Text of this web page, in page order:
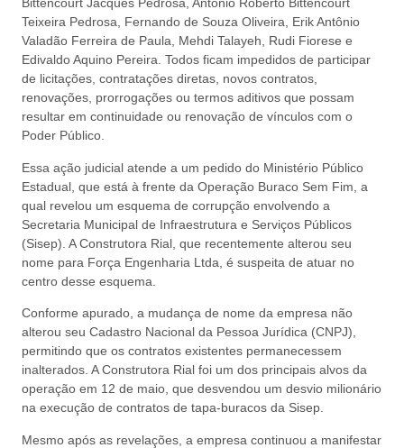
Bittencourt Jacques Pedrosa, Antônio Roberto Bittencourt
Teixeira Pedrosa, Fernando de Souza Oliveira, Erik Antônio
Valadão Ferreira de Paula, Mehdi Talayeh, Rudi Fiorese e
Edivaldo Aquino Pereira. Todos ficam impedidos de participar
de licitações, contratações diretas, novos contratos,
renovações, prorrogações ou termos aditivos que possam
resultar em continuidade ou renovação de vínculos com o
Poder Público.
Essa ação judicial atende a um pedido do Ministério Público
Estadual, que está à frente da Operação Buraco Sem Fim, a
qual revelou um esquema de corrupção envolvendo a
Secretaria Municipal de Infraestrutura e Serviços Públicos
(Sisep). A Construtora Rial, que recentemente alterou seu
nome para Força Engenharia Ltda, é suspeita de atuar no
centro desse esquema.
Conforme apurado, a mudança de nome da empresa não
alterou seu Cadastro Nacional da Pessoa Jurídica (CNPJ),
permitindo que os contratos existentes permanecessem
inalterados. A Construtora Rial foi um dos principais alvos da
operação em 12 de maio, que desvendou um desvio milionário
na execução de contratos de tapa-buracos da Sisep.
Mesmo após as revelações, a empresa continuou a manifestar